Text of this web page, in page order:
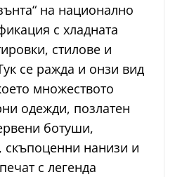
на национално
с хладната
стилове и
се ражда и онзи вид
множеството
одежди, позлатен
ботуши,
скъпоценни нанизи и
с легенда